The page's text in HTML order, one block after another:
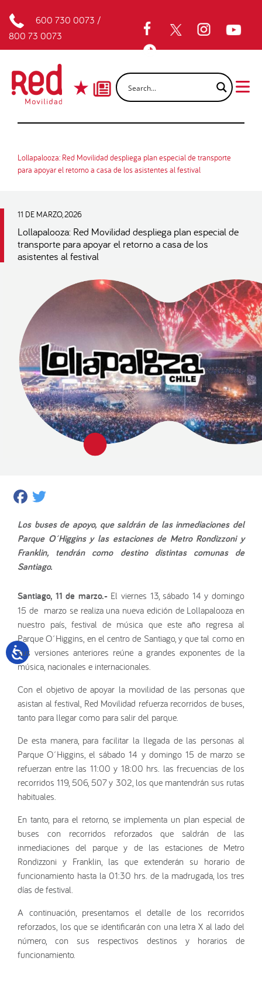
600 730 0073 /
800 73 0073
Lollapalooza: Red Movilidad despliega plan especial de transporte
para apoyar el retorno a casa de los asistentes al festival
11 DE MARZO, 2026
Lollapalooza: Red Movilidad despliega plan especial de
transporte para apoyar el retorno a casa de los
asistentes al festival
Facebook
Los buses de apoyo, que saldrán de las inmediaciones del
Parque O´Higgins y las estaciones de Metro Rondizzoni y
Franklin, tendrán como destino distintas comunas de
Santiago.
Santiago, 11 de marzo.- El viernes 13, sábado 14 y domingo
15 de marzo se realiza una nueva edición de Lollapalooza en
nuestro país, festival de música que este año regresa al
Parque O´Higgins, en el centro de Santiago, y que tal como en
sus versiones anteriores reúne a grandes exponentes de la
música, nacionales e internacionales.
Con el objetivo de apoyar la movilidad de las personas que
asistan al festival, Red Movilidad refuerza recorridos de buses,
tanto para llegar como para salir del parque.
De esta manera, para facilitar la llegada de las personas al
Parque O´Higgins, el sábado 14 y domingo 15 de marzo se
refuerzan entre las 11:00 y 18:00 hrs. las frecuencias de los
recorridos 119, 506, 507 y 302, los que mantendrán sus rutas
habituales.
En tanto, para el retorno, se implementa un plan especial de
buses con recorridos reforzados que saldrán de las
inmediaciones del parque y de las estaciones de Metro
Rondizzoni y Franklin, las que extenderán su horario de
funcionamiento hasta la 01:30 hrs. de la madrugada, los tres
días de festival.
A continuación, presentamos el detalle de los recorridos
reforzados, los que se identificarán con una letra X al lado del
número, con sus respectivos destinos y horarios de
funcionamiento.